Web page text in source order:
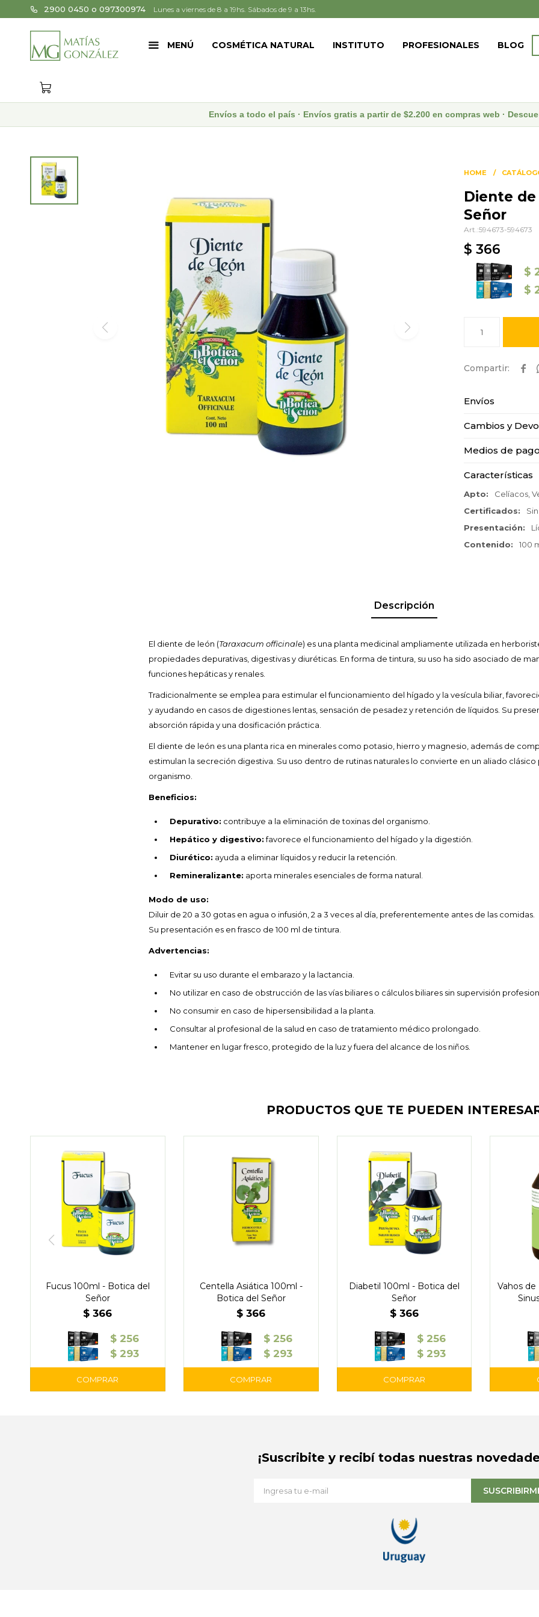
MENÚ COSMÉTICA NATURAL INSTITUTO PROFESIONALES BLOG
2900 0450 o 097300974 Lunes a viernes de 8 a 19hs. Sábados de 9 a 13hs.
Envíos a todo el país · Envíos gratis a partir de $2.200 en compras web ·
HOME
Diente
Señor
594673-594673
$ 366
$
$
1

Envíos
Cambios y
Medios de
Características
Apto
Celíacos,
Certificados
Presentación
Contenido
100
Descripción
El diente de león (Taraxacum officinale) es una planta medicinal ampliamente utilizada en
propiedades depurativas, digestivas y diuréticas. En forma de tintura, su uso ha sido asociado de
funciones hepáticas y renales.
Tradicionalmente se emplea para estimular el funcionamiento del hígado y la vesícula biliar,
y ayudando en casos de digestiones lentas, sensación de pesadez y retención de líquidos. Su
absorción rápida y una dosificación práctica.
El diente de león es una planta rica en minerales como potasio, hierro y magnesio, además de
estimulan la secreción digestiva. Su uso dentro de rutinas naturales lo convierte en un aliado
organismo.
Beneficios:
Depurativo: contribuye a la eliminación de toxinas del organismo.
Hepático y digestivo:favorece el funcionamiento del hígado y la digestión.
Diurético: ayuda a eliminar líquidos y reducir la retención.
Remineralizante: aporta minerales esenciales de forma natural.
Modo de uso:
Diluir de 20 a 30 gotas en agua o infusión, 2 a 3 veces al día, preferentemente antes de las comidas.
Su presentación es en frasco de 100 ml de tintura.
Advertencias:
Evitar su uso durante el embarazo y la lactancia.
No utilizar en caso de obstrucción de las vías biliares o cálculos biliares sin supervisión
No consumir en caso de hipersensibilidad a la planta.
Consultar al profesional de la salud en caso de tratamiento médico prolongado.
Mantener en lugar fresco, protegido de la luz y fuera del alcance de los niños.
PRODUCTOS QUE TE PUEDEN
Fucus 100ml - Botica del
Señor
$ 366
$ 256
$ 293
Centella Asiática 100ml -
Botica del Señor
$ 366
$ 256
$ 293
Diabetil 100ml - Botica del
Señor
$ 366
$ 256
$ 293
Vahos
¡Suscribite y recibí todas nuestras